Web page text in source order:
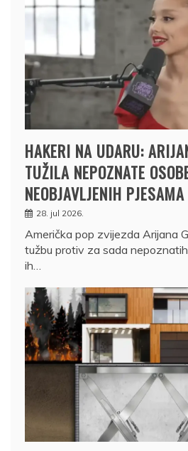
HAKERI NA UDARU:
TUŽILA NEPOZNATE
NEOBJAVLJENIH PJESAMA
28. jul 2026.
Američka pop zvijezda Arijana
tužbu protiv za sada
ih…